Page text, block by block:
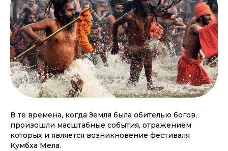
В те времена, когда Земля была обителью богов,
произошли масштабные события, отражением
которых и является возникновение фестиваля
Кумбха Мела.